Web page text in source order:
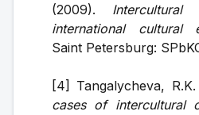
(2009). Intercultural
international cultural
Saint Petersburg:
[4] Tangalycheva, R.K.
cases of intercultural